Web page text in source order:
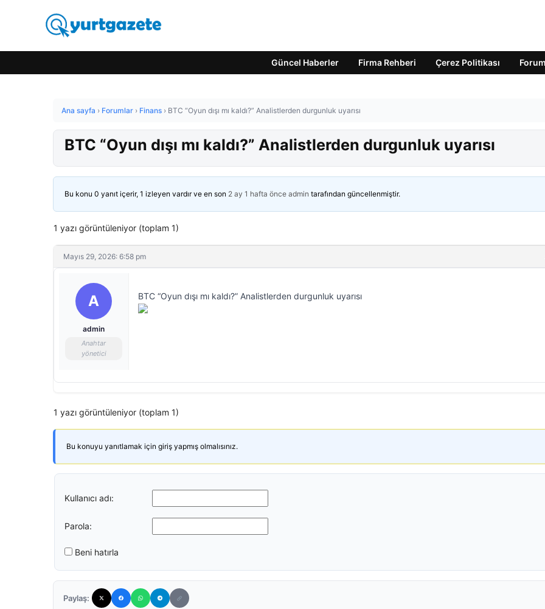
Güncel Haberler Firma Rehberi Çerez Politikası Forum
Ana sayfa › Forumlar › Finans › BTC “Oyun dışı mı kaldı?” Analistlerden durgunluk uyarısı
BTC “Oyun dışı mı kaldı?” Analistlerden durgunluk uyarısı
Bu konu 0 yanıt içerir, 1 izleyen vardır ve en son 2 ay 1 hafta önce admin tarafından güncellenmiştir.
1 yazı görüntüleniyor (toplam 1)
Mayıs 29, 2026: 6:58 pm
A
admin
Anahtar
yönetici
BTC “Oyun dışı mı kaldı?” Analistlerden durgunluk uyarısı
1 yazı görüntüleniyor (toplam 1)
Bu konuyu yanıtlamak için giriş yapmış olmalısınız.
Kullanıcı adı:
Parola:
Beni hatırla
Paylaş: